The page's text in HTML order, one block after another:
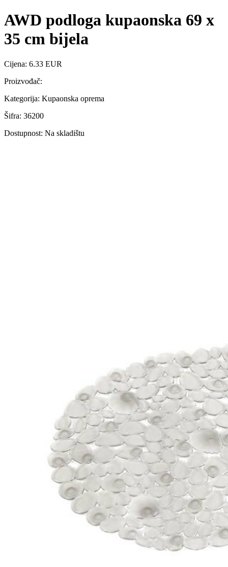
AWD podloga kupaonska 69 x
35 cm bijela
Cijena: 6.33 EUR
Proizvođač:
Kategorija: Kupaonska oprema
Šifra: 36200
Dostupnost: Na skladištu